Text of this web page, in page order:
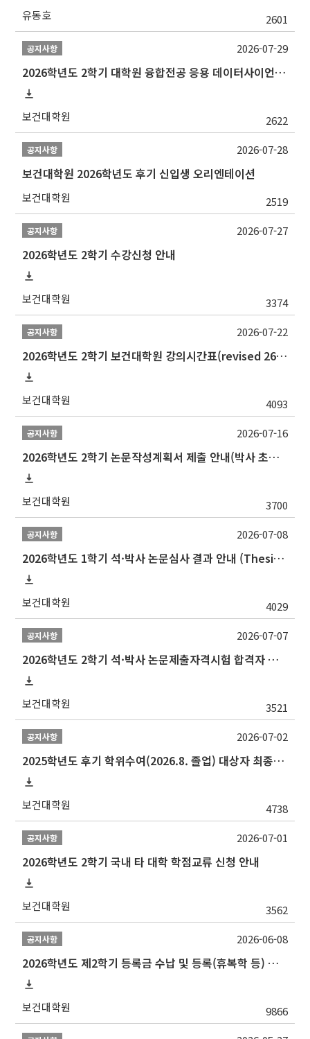
유동호 2601
공지사항
2026학년도 2학기 대학원 융합전공 응용 데이터사이언스 선발 계획 알림
보건대학원 2622
2026-07-29
공지사항
보건대학원 2026학년도 후기 신입생 오리엔테이션
보건대학원 2519
2026-07-28
공지사항
2026학년도 2학기 수강신청 안내
보건대학원 3374
2026-07-27
공지사항
2026학년도 2학기 보건대학원 강의시간표(revised 260803)(2026 2nd SEMESTER SNU GSPH TIMETABLE)
보건대학원 4093
2026-07-22
공지사항
2026학년도 2학기 논문작성계획서 제출 안내(박사 초심 일정 포함)_Thesis Proposal
보건대학원 3700
2026-07-16
공지사항
2026학년도 1학기 석·박사 논문심사 결과 안내 (Thesis Defense Result)
보건대학원 4029
2026-07-08
공지사항
2026학년도 2학기 석·박사 논문제출자격시험 합격자 공고(TSQ Exam Result)
보건대학원 3521
2026-07-07
공지사항
2025학년도 후기 학위수여(2026.8. 졸업) 대상자 최종인준 논문 제출 안내
보건대학원 4738
2026-07-02
공지사항
2026학년도 2학기 국내 타 대학 학점교류 신청 안내
보건대학원 3562
2026-07-01
공지사항
2026학년도 제2학기 등록금 수납 및 등록(휴복학 등) 일정 안내
보건대학원 9866
2026-06-08